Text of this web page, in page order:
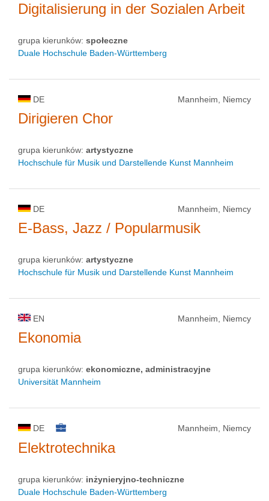
Digitalisierung in der Sozialen Arbeit
grupa kierunków: społeczne
Duale Hochschule Baden-Württemberg
DE Mannheim, Niemcy
Dirigieren Chor
grupa kierunków: artystyczne
Hochschule für Musik und Darstellende Kunst Mannheim
DE Mannheim, Niemcy
E-Bass, Jazz / Popularmusik
grupa kierunków: artystyczne
Hochschule für Musik und Darstellende Kunst Mannheim
EN Mannheim, Niemcy
Ekonomia
grupa kierunków: ekonomiczne, administracyjne
Universität Mannheim
DE Mannheim, Niemcy
Elektrotechnika
grupa kierunków: inżynieryjno-techniczne
Duale Hochschule Baden-Württemberg